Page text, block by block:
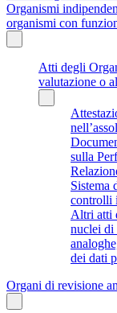
Organismi
organismi con
Atti degli
valutazione o
sulla
Sistema
controlli
Altri atti
nuclei di
dei dati
Organi di revisione